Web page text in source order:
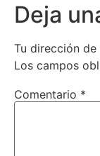
Deja
Tu dirección
Los campos
Comentario *